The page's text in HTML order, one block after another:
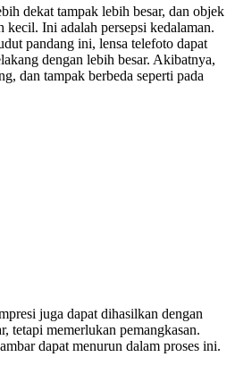
dekat tampak lebih besar, dan objek
Ini adalah persepsi kedalaman.
pandang ini, lensa telefoto dapat
dengan lebih besar. Akibatnya,
dan tampak berbeda seperti pada
juga dapat dihasilkan dengan
tetapi memerlukan pemangkasan.
dapat menurun dalam proses ini.